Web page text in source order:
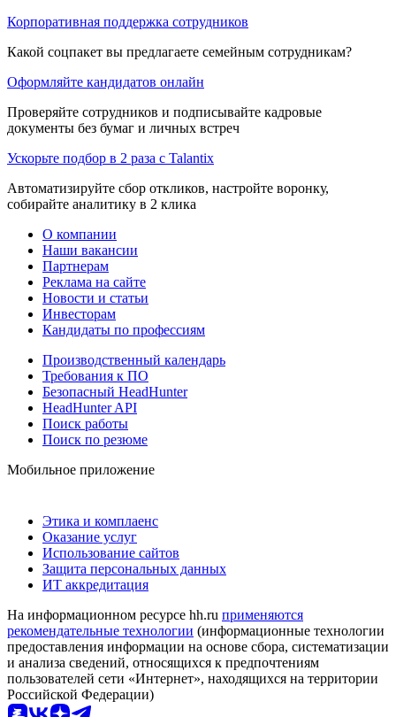
Корпоративная поддержка сотрудников
Какой соцпакет вы предлагаете семейным сотрудникам?
Оформляйте кандидатов онлайн
Проверяйте сотрудников и подписывайте кадровые
документы без бумаг и личных встреч
Ускорьте подбор в 2 раза с Talantix
Автоматизируйте сбор откликов, настройте воронку,
собирайте аналитику в 2 клика
О компании
Наши вакансии
Партнерам
Реклама на сайте
Новости и статьи
Инвесторам
Кандидаты по профессиям
Производственный календарь
Требования к ПО
Безопасный HeadHunter
HeadHunter API
Поиск работы
Поиск по резюме
Мобильное приложение
Этика и комплаенс
Оказание услуг
Использование сайтов
Защита персональных данных
ИТ аккредитация
На информационном ресурсе hh.ru применяются
рекомендательные технологии (информационные технологии
предоставления информации на основе сбора, систематизации
и анализа сведений, относящихся к предпочтениям
пользователей сети «Интернет», находящихся на территории
Российской Федерации)